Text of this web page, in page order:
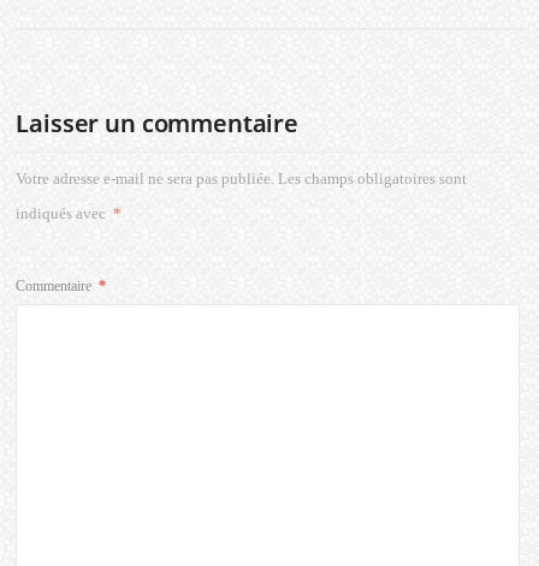
Laisser un commentaire
Votre adresse e-mail ne sera pas publiée. Les champs obligatoires sont
indiqués avec *
Commentaire *